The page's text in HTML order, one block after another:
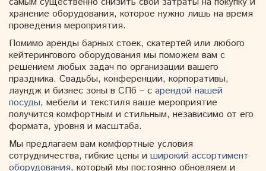
хранение оборудования, которое нужно лишь на время
проведения мероприятия.
Помимо аренды барных стоек, скатертей или любого
кейтерингового оборудования мы поможем вам с
решением любых задач по организации вашего
праздника. Свадьбы, конференции, корпоративы,
лаундж и бизнес зоны в СПб – с арендой нашей
посуды, мебели и текстиля ваше мероприятие
получится комфортным и стильным, независимо от его
формата, уровня и масштаба.
Мы предлагаем вам комфортные условия
сотрудничества, гибкие цены и широкий ассортимент
оборудования, который мы постоянно обновляем и